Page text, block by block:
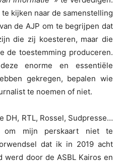
kijken naar de samenstelling
de AJP om te begrijpen dat
die zij koesteren, maar die
de toestemming produceren.
enorme en essentiële
gekregen, bepalen wie
te noemen of niet.
DH, RTL, Rossel, Sudpresse…
om mijn perskaart niet te
dat ik in 2019 acht
werd door de ASBL Kairos en